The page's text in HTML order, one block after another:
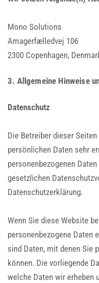
Mono Solutions
Amagerfælledvej 106
2300 Copenhagen,
3. Allgemeine Hinweise
Datenschutz
Die Betreiber dieser
persönlichen Daten sehr
personenbezogenen
gesetzlichen
Datenschutzerklärung.
Wenn Sie diese Website
personenbezogene Daten
sind Daten, mit denen Sie
können. Die vorliegende
welche Daten wir erheben